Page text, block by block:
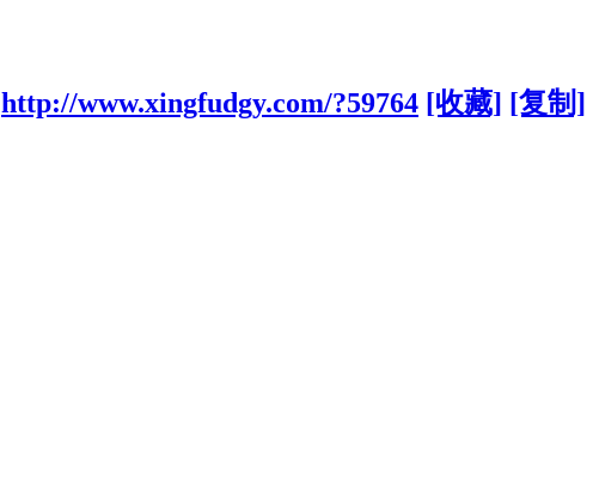
http://www.xingfudgy.com/?59764 [收藏] [复制]